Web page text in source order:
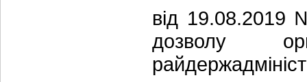
від
дозволу